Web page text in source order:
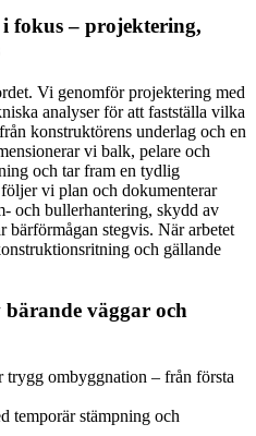
fokus – projektering,
Vi genomför projektering med
analyser för att fastställa vilka
konstruktörens underlag och en
vi balk, pelare och
och tar fram en tydlig
vi plan och dokumenterar
och bullerhantering, skydd av
stegvis. När arbetet
och gällande
väggar och
ombyggnation – från första
temporär stämpning och